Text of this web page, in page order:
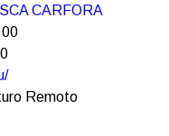
CARFORA
Remoto